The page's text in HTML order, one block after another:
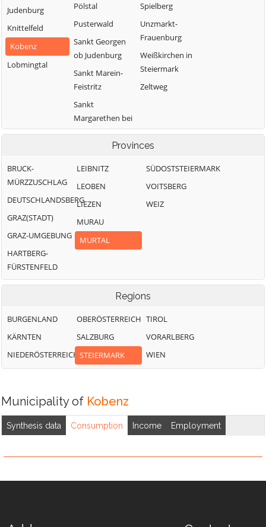
Judenburg
Knittelfeld
Kobenz
Lobmingtal
Pölstal
Pusterwald
Sankt Georgen
ob Judenburg
Sankt Marein-
Feistritz
Sankt
Margarethen bei
Knittelfeld
Spielberg
Unzmarkt-
Frauenburg
Weißkirchen in
Steiermark
Zeltweg
Provinces
BRUCK-
MÜRZZUSCHLAG
DEUTSCHLANDSBERG
GRAZ(STADT)
GRAZ-UMGEBUNG
HARTBERG-
FÜRSTENFELD
LEIBNITZ
LEOBEN
LIEZEN
MURAU
MURTAL
SÜDOSTSTEIERMARK
VOITSBERG
WEIZ
Regions
BURGENLAND
KÄRNTEN
NIEDERÖSTERREICH
OBERÖSTERREICH
SALZBURG
STEIERMARK
TIROL
VORARLBERG
WIEN
Municipality of Kobenz
Synthesis data Consumption Income Employment